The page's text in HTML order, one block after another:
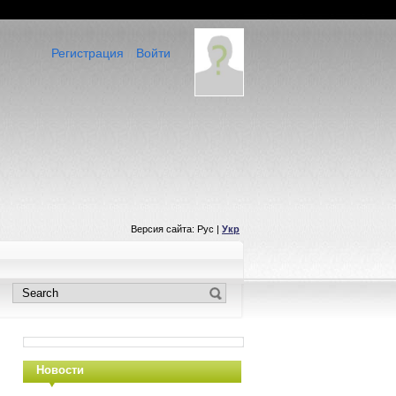
Войти
Регистрация
Версия сайта: Рус | Укр
Новости